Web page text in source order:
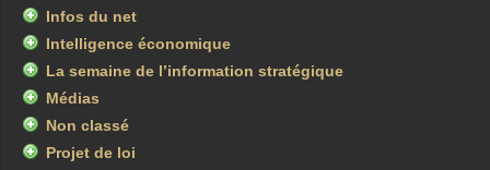
Infos du net
Intelligence économique
La semaine de l’information stratégique
Médias
Non classé
Projet de loi